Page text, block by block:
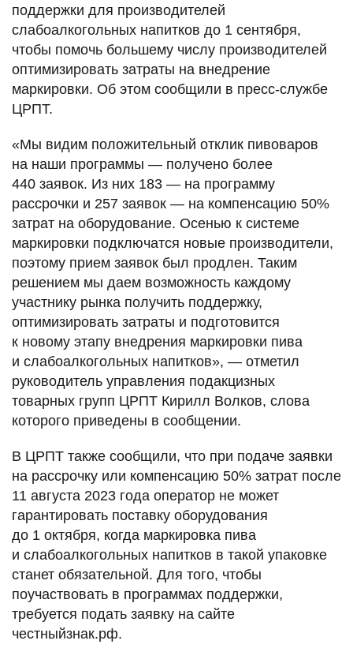
поддержки для производителей
слабоалкогольных напитков до 1 сентября,
чтобы помочь большему числу производителей
оптимизировать затраты на внедрение
маркировки. Об этом сообщили в пресс-службе
ЦРПТ.
«Мы видим положительный отклик пивоваров
на наши программы — получено более
440 заявок. Из них 183 — на программу
рассрочки и 257 заявок — на компенсацию 50%
затрат на оборудование. Осенью к системе
маркировки подключатся новые производители,
поэтому прием заявок был продлен. Таким
решением мы даем возможность каждому
участнику рынка получить поддержку,
оптимизировать затраты и подготовится
к новому этапу внедрения маркировки пива
и слабоалкогольных напитков», — отметил
руководитель управления подакцизных
товарных групп ЦРПТ Кирилл Волков, слова
которого приведены в сообщении.
В ЦРПТ также сообщили, что при подаче заявки
на рассрочку или компенсацию 50% затрат после
11 августа 2023 года оператор не может
гарантировать поставку оборудования
до 1 октября, когда маркировка пива
и слабоалкогольных напитков в такой упаковке
станет обязательной. Для того, чтобы
поучаствовать в программах поддержки,
требуется подать заявку на сайте
честныйзнак.рф.